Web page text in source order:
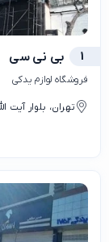
1 بی نی سی
فروشگاه لوازم یدکی
تهران، بلوار آیت